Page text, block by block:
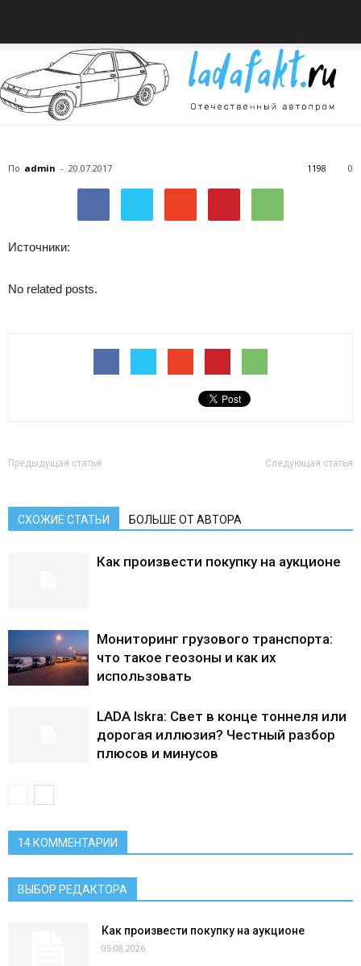
Лада
По admin - 20.07.2017 0
1198
Источники:
No related posts.
Предыдущая статья Следующая статья
СХОЖИЕ СТАТЬИ БОЛЬШЕ ОТ АВТОРА
Как произвести покупку на аукционе
Мониторинг грузового транспорта:
что такое геозоны и как их
использовать
LADA Iskra: Свет в конце тоннеля или
дорогая иллюзия? Честный разбор
плюсов и минусов
14 КОММЕНТАРИИ
ВЫБОР РЕДАКТОРА
Как произвести покупку на аукционе
05.08.2026